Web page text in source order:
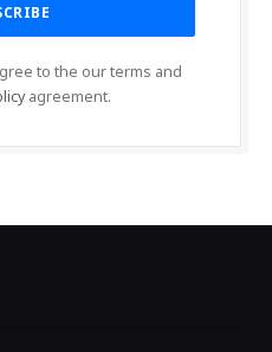
to the our terms and
agreement.